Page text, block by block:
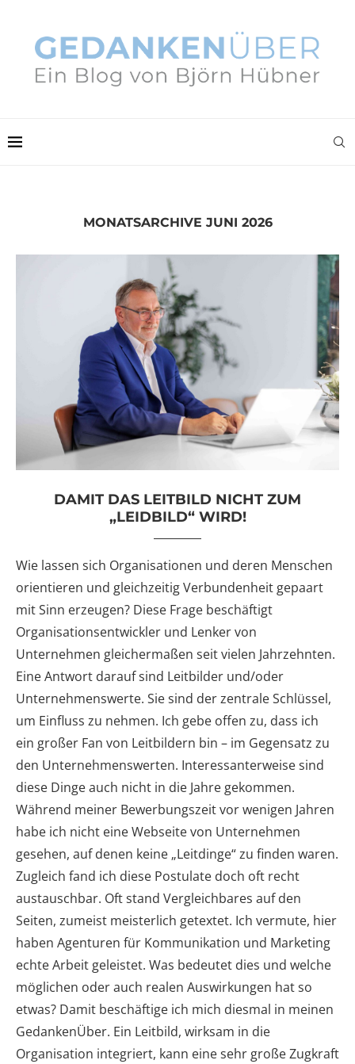
MONATSARCHIVE JUNI 2026
DAMIT DAS LEITBILD NICHT ZUM
„LEIDBILD“ WIRD!
Wie lassen sich Organisationen und deren Menschen
orientieren und gleichzeitig Verbundenheit gepaart
mit Sinn erzeugen? Diese Frage beschäftigt
Organisationsentwickler und Lenker von
Unternehmen gleichermaßen seit vielen Jahrzehnten.
Eine Antwort darauf sind Leitbilder und/oder
Unternehmenswerte. Sie sind der zentrale Schlüssel,
um Einfluss zu nehmen. Ich gebe offen zu, dass ich
ein großer Fan von Leitbildern bin – im Gegensatz zu
den Unternehmenswerten. Interessanterweise sind
diese Dinge auch nicht in die Jahre gekommen.
Während meiner Bewerbungszeit vor wenigen Jahren
habe ich nicht eine Webseite von Unternehmen
gesehen, auf denen keine „Leitdinge“ zu finden waren.
Zugleich fand ich diese Postulate doch oft recht
austauschbar. Oft stand Vergleichbares auf den
Seiten, zumeist meisterlich getextet. Ich vermute, hier
haben Agenturen für Kommunikation und Marketing
echte Arbeit geleistet. Was bedeutet dies und welche
möglichen oder auch realen Auswirkungen hat so
etwas? Damit beschäftige ich mich diesmal in meinen
GedankenÜber. Ein Leitbild, wirksam in die
Organisation integriert, kann eine sehr große Zugkraft